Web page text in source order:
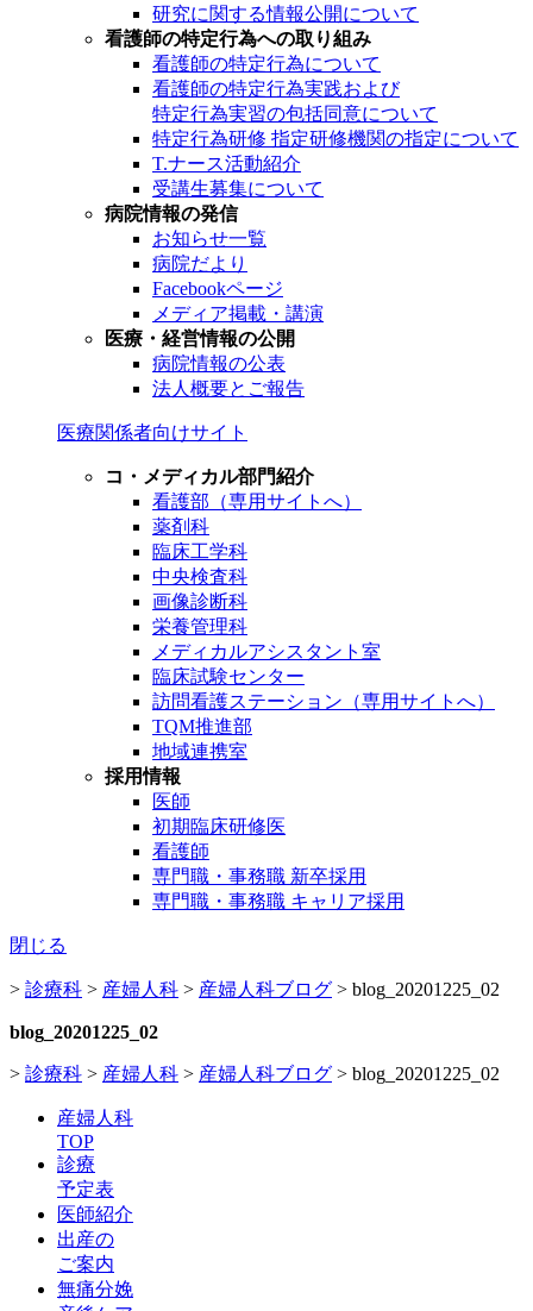
研究に関する情報公開について
看護師の特定行為への取り組み
看護師の特定行為について
看護師の特定行為実践および
特定行為実習の包括同意について
特定行為研修 指定研修機関の指定について
T.ナース活動紹介
受講生募集について
病院情報の発信
お知らせ一覧
病院だより
Facebookページ
メディア掲載・講演
医療・経営情報の公開
病院情報の公表
法人概要とご報告
医療関係者向けサイト
コ・メディカル部門紹介
看護部（専用サイトへ）
薬剤科
臨床工学科
中央検査科
画像診断科
栄養管理科
メディカルアシスタント室
臨床試験センター
訪問看護ステーション（専用サイトへ）
TQM推進部
地域連携室
採用情報
医師
初期臨床研修医
看護師
専門職・事務職 新卒採用
専門職・事務職 キャリア採用
閉じる
> 診療科 > 産婦人科 > 産婦人科ブログ > blog_20201225_02
blog_20201225_02
> 診療科 > 産婦人科 > 産婦人科ブログ > blog_20201225_02
産婦人科
TOP
診療
予定表
医師紹介
出産の
ご案内
無痛分娩